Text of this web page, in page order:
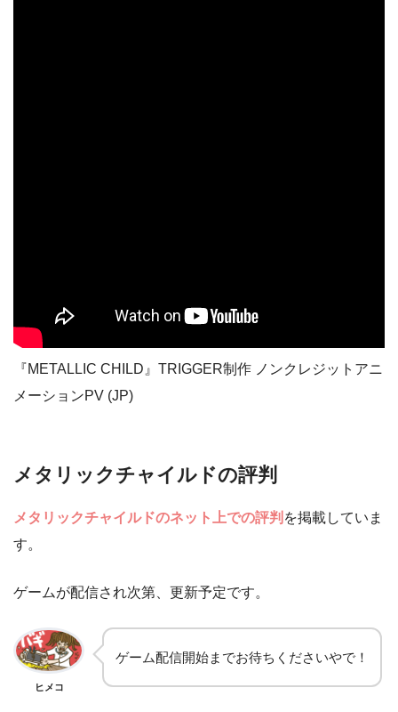
『METALLIC CHILD』TRIGGER制作 ノンクレジットアニ
メーションPV (JP)
メタリックチャイルドの評判
メタリックチャイルドのネット上での評判 を掲載していま
す。
ゲームが配信され次第、更新予定です。
ヒメコ
ゲーム配信開始までお待ちくださいやで！